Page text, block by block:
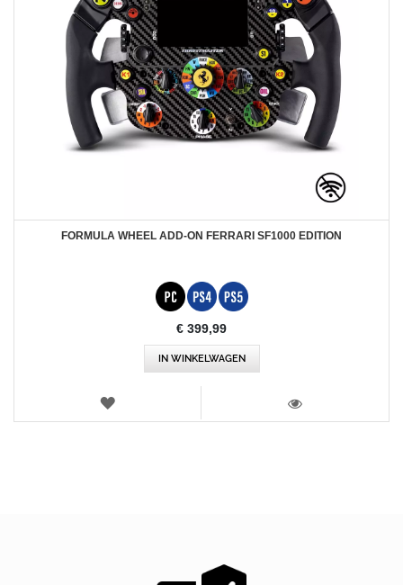
FORMULA WHEEL ADD-ON FERRARI SF1000 EDITION
€ 399,99
IN WINKELWAGEN
VERLANGLIJST